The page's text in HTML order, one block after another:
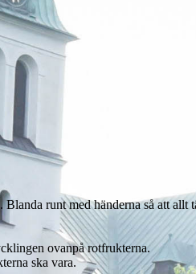
runt med händerna så att allt
ovanpå rotfrukterna.
ska vara.